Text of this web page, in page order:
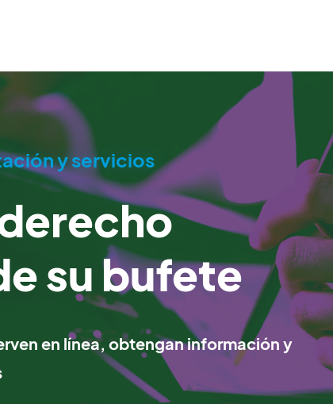
y servicios
su bufete
en línea, obtengan información y